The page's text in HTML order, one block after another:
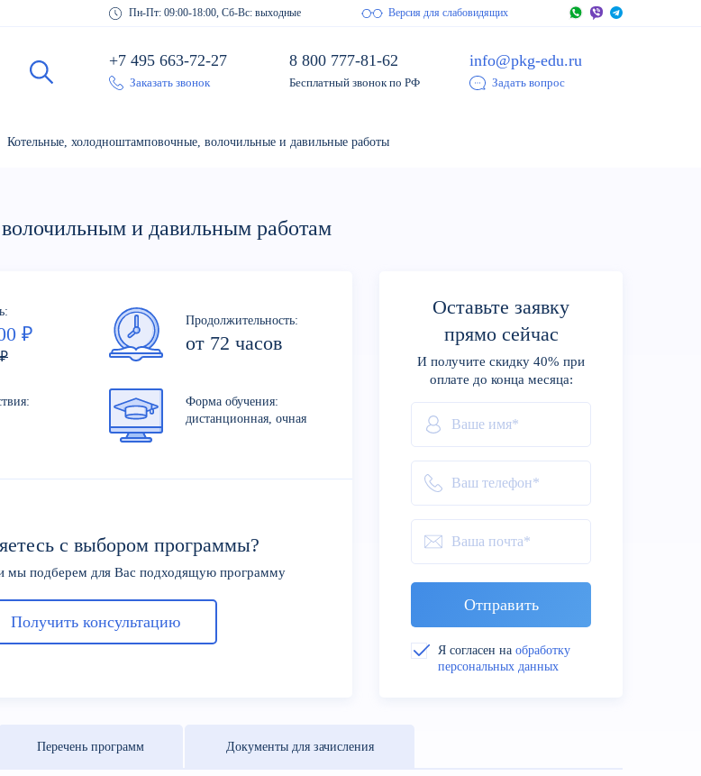
Пн-Пт: 09:00-18:00, Сб-Вс: выходные Версия для слабовидящих
+7 495 663-72-27
Заказать звонок
8 800 777-81-62
Бесплатный звонок по РФ
info@pkg-edu.ru
Задать вопрос
Котельные, холодноштамповочные, волочильные и давильные работы
и давильным работам
₽
Продолжительность:
от 72 часов
Форма обучения:
дистанционная, очная
с выбором программы?
мы подберем для Вас подходящую программу
Получить консультацию
Оставьте заявку
прямо сейчас
И получите скидку 40% при
оплате до конца месяца:
Отправить
Я согласен на обработку
персональных данных
Перечень программ Документы для зачисления